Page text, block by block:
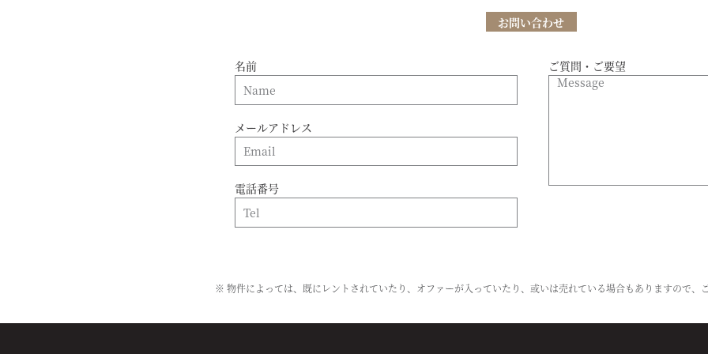
お問い合わせ
名前
メールアドレス
電話番号
ご質問・ご要望
※ 物件によっては、既にレントされていたり、オファーが入っていたり、或いは売れている場合もありますので、ご